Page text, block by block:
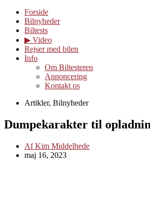
Forside
Bilnyheder
Biltests
▶︎ Video
Rejser med bilen
Info
Om Biltesteren
Annoncering
Kontakt os
Artikler, Bilnyheder
Dumpekarakter til
AfKim Middelhede
maj 16, 2023